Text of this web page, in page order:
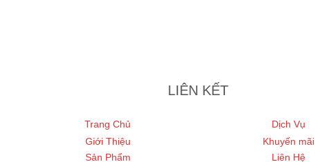
LIÊN KẾT
Trang Chủ
Giới Thiệu
Sản Phẩm
Dịch Vụ
Khuyến mãi
Liên Hệ